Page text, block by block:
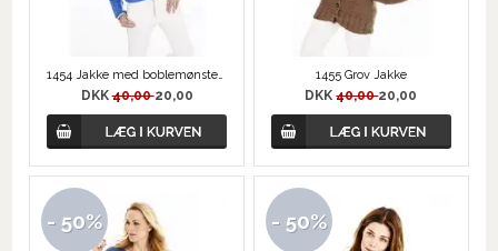
1454 Jakke med boblemønster og Halvpatent
DKK40,0020,00
1455 Grov Jakke
DKK40,0020,00
- 50% - 50%